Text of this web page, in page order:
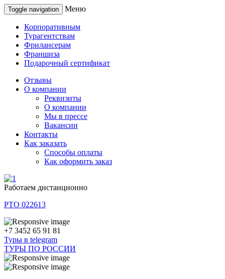
Toggle navigation Меню
Корпоративным
Турагентствам
Фрилансерам
Франшиза
Подарочный сертификат
Отзывы
О компании
Реквизиты
О компании
Мы в прессе
Вакансии
Контакты
Как заказать
Способы оплаты
Как оформить заказ
Работаем дистанционно
РТО 022613
+7 3452 65 91 81
Туры в telegram
ТУРЫ ПО РОССИИ